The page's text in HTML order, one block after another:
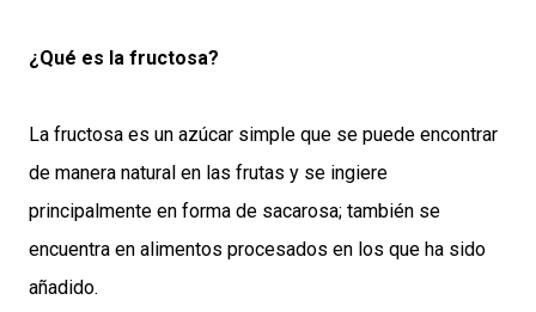
¿Qué es la fructosa?
La fructosa es un azúcar simple que se puede encontrar
de manera natural en las frutas y se ingiere
principalmente en forma de sacarosa; también se
encuentra en alimentos procesados en los que ha sido
añadido.